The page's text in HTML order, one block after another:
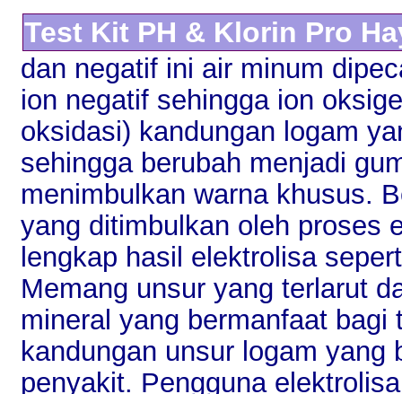
Test Kit PH & Klorin Pro
dan negatif ini air minum
ion negatif sehingga ion
oksidasi) kandungan logam
sehingga berubah menjadi
menimbulkan warna khusus.
yang ditimbulkan oleh proses
lengkap hasil elektrolisa
Memang unsur yang terlarut
mineral yang bermanfaat bagi
kandungan unsur logam yang
penyakit. Pengguna